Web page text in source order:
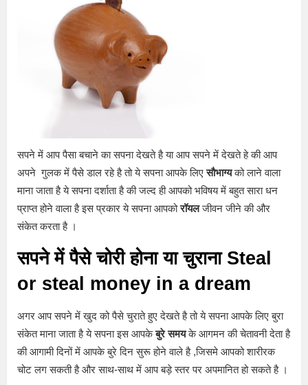
सपने में आप पैसा बचाने का सपना देखते है या आप सपने में देखते हे की आप
अपने गुलक में पैसे डाल रहे है तो ये सपना आपके लिएसौभाग्यको लाने वाला
माना जाता है ये सपना दर्शाता है की जल्द ही आपको भविषय में बहुत सारा धन
प्राप्त होने वाला है इस प्रकार ये सपना आपकोरॉयलजीवन जीने की और
संकेत करता है ।
सपने में पैसे चोरी होना या चुराना Steal
or steal money in a dream
अगर आप सपने में खुद को पैसे चुराते हुए देखते है तो ये सपना आपके लिए बुरा
संकेत माना जाता है ये सपना इस आपकेबुरे समयके आगमन की चेतावनी देता है
की आगामी दिनों में आपके बुरे दिन सुरू होने वाले है ,जिसमे आपको शारीरक
चोट लग सकती है और साथ-साथ में आप बड़े स्तर पर अपमानित हो सकते है ।